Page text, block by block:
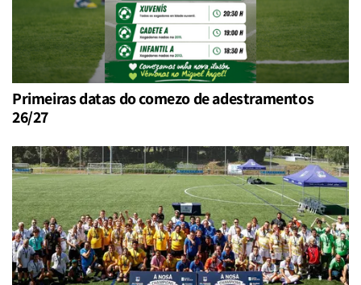
Primeiras datas do comezo de adestramentos
26/27